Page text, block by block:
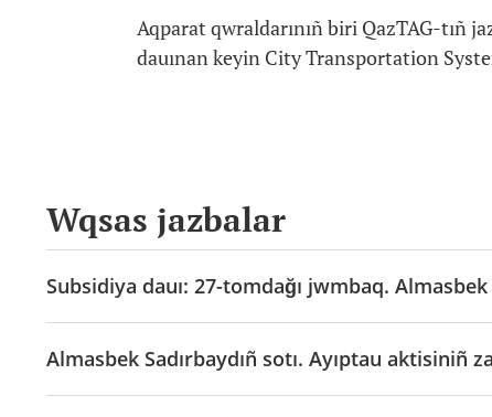
Aqparat qwraldarınıñ biri QazTAG-tıñ
dauınan keyin City Transportation
Wqsas jazbalar
Subsidiya dauı: 27-tomdağı jwmbaq. Almasbek
Almasbek Sadırbaydıñ sotı. Ayıptau aktisiniñ